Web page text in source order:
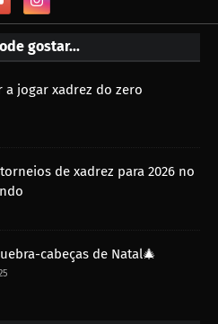
gostar...
a jogar xadrez do zero
de xadrez para 2026 no
cabeças de Natal🎄